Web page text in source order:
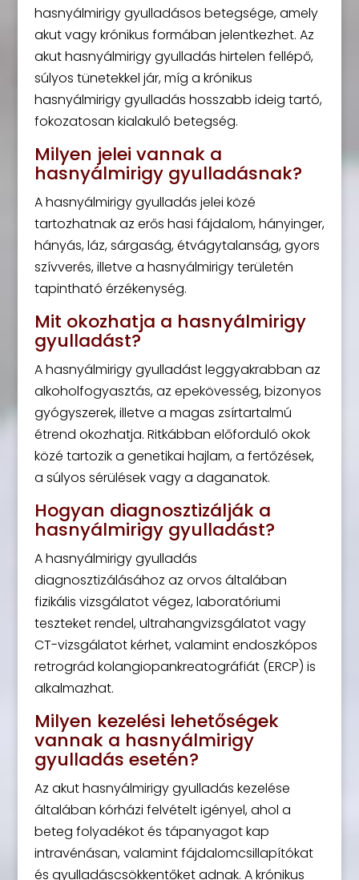
hasnyálmirigy gyulladásos betegsége, amely
akut vagy krónikus formában jelentkezhet. Az
akut hasnyálmirigy gyulladás hirtelen fellépő,
súlyos tünetekkel jár, míg a krónikus
hasnyálmirigy gyulladás hosszabb ideig tartó,
fokozatosan kialakuló betegség.
Milyen jelei vannak a
hasnyálmirigy gyulladásnak?
A hasnyálmirigy gyulladás jelei közé
tartozhatnak az erős hasi fájdalom, hányinger,
hányás, láz, sárgaság, étvágytalanság, gyors
szívverés, illetve a hasnyálmirigy területén
tapintható érzékenység.
Mit okozhatja a hasnyálmirigy
gyulladást?
A hasnyálmirigy gyulladást leggyakrabban az
alkoholfogyasztás, az epekövesség, bizonyos
gyógyszerek, illetve a magas zsírtartalmú
étrend okozhatja. Ritkábban előforduló okok
közé tartozik a genetikai hajlam, a fertőzések,
a súlyos sérülések vagy a daganatok.
Hogyan diagnosztizálják a
hasnyálmirigy gyulladást?
A hasnyálmirigy gyulladás
diagnosztizálásához az orvos általában
fizikális vizsgálatot végez, laboratóriumi
teszteket rendel, ultrahangvizsgálatot vagy
CT-vizsgálatot kérhet, valamint endoszkópos
retrográd kolangiopankreatográfiát (ERCP) is
alkalmazhat.
Milyen kezelési lehetőségek
vannak a hasnyálmirigy
gyulladás esetén?
Az akut hasnyálmirigy gyulladás kezelése
általában kórházi felvételt igényel, ahol a
beteg folyadékot és tápanyagot kap
intravénásan, valamint fájdalomcsillapítókat
és gyulladáscsökkentőket adnak. A krónikus